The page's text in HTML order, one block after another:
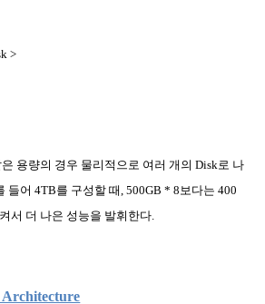
>
은 용량의 경우 물리적으로 여러 개의 Disk 로 나
들어 4TB를 구성할 때 , 500GB * 8 보다는 400
서 더 나은 성능을 발휘한다